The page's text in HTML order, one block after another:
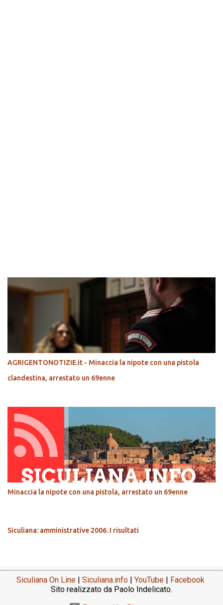
AGRIGENTONOTIZIE.it - Minaccia la nipote con una pistola
clandestina, arrestato un 69enne
Minaccia la nipote con una pistola, arrestato un 69enne
Siculiana: amministrative 2006. I risultati
Siculiana On Line | Siculiana.info | YouTube | Facebook
Sito realizzato da Paolo Indelicato.